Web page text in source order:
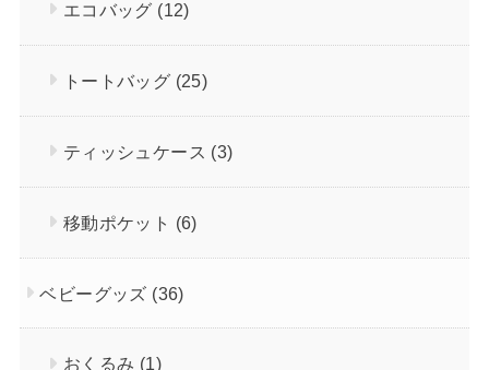
エコバッグ (12)
トートバッグ (25)
ティッシュケース (3)
移動ポケット (6)
ベビーグッズ (36)
おくるみ (1)